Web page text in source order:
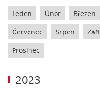
Leden Únor Březen
Červenec Srpen Září
Prosinec
2023